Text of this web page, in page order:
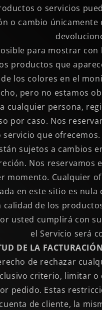
o servicios
o cambio
para mostrar
productos que
los colores en el
pero no estamos
cualquier persona,
por caso. Nos
que
sujetos a cambios
Nos reservamos
momento. Cualquier
en este sitio es
calidad de los
usted cumplirá con
el Servicio será
DE LA
de rechazar
criterio, limitar
pedido. Estas
de cliente, la